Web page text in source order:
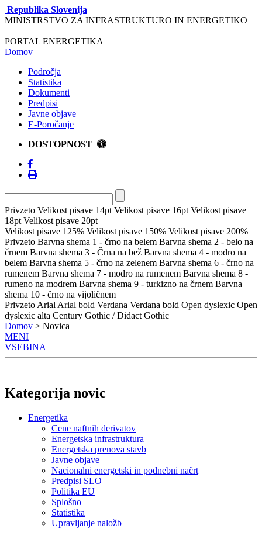
Republika Slovenija
MINISTRSTVO ZA INFRASTRUKTURO IN ENERGETIKO
PORTAL ENERGETIKA
Domov
Področja
Statistika
Dokumenti
Predpisi
Javne objave
E-Poročanje
DOSTOPNOST
Privzeto Velikost pisave 14pt Velikost pisave 16pt Velikost pisave
18pt Velikost pisave 20pt
Velikost pisave 125% Velikost pisave 150% Velikost pisave 200%
Privzeto Barvna shema 1 - črno na belem Barvna shema 2 - belo na
črnem Barvna shema 3 - Črna na bež Barvna shema 4 - modro na
belem Barvna shema 5 - črno na zelenem Barvna shema 6 - črno na
rumenem Barvna shema 7 - modro na rumenem Barvna shema 8 -
rumeno na modrem Barvna shema 9 - turkizno na črnem Barvna
shema 10 - črno na vijoličnem
Privzeto Arial Arial bold Verdana Verdana bold Open dyslexic Open
dyslexic alta Century Gothic / Didact Gothic
Domov > Novica
MENI
VSEBINA
Kategorija novic
Energetika
Cene naftnih derivatov
Energetska infrastruktura
Energetska prenova stavb
Javne objave
Nacionalni energetski in podnebni načrt
Predpisi SLO
Politika EU
Splošno
Statistika
Upravljanje naložb